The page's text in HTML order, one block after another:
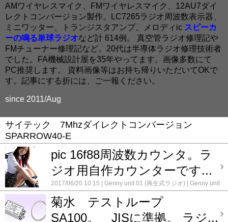
AMワイヤレスマイク、FMワイヤレスマイク、12AU7ダイ
レクトコンバージョン製作。LC7265ラジオ周波数表示器、
ミニワッター、トランジスタアンプ、メロディic スピーカ
ーの鳴る単球ラジオなど計 614例。 真空管ラジオ修理記や
FMチューナー修理記など。20代は半導体ラジオ修理技術者
でした。FA機械設計屋を35年やってます。画像多数にて
PC推奨します。 資料画像等はお持ち帰りいただいてOKで
す。記事にする折には、ご一報ください。
since 2011/Aug
サイテック 7Mhzダイレクトコンバージョン
SPARROW40-E
pic 16f88周波数カウンタ。ラ
ジオ用自作カウンターです...
2017/06/20 10:15 Genny unit 01 (再生式ラジオ)
Genny unit
02 (再生式ラジオ)
pcb基板化 作業ファイル
サイテック
7Mhz ダイレクトコンバージョン Comet40
7Mhzダイレクトコンバージョン SPARROW40-E
気 7Mhz ダイレクトコンバージョンキット
マルツエレ
菊水 テストループ
SA100。 JISに準拠。 ラジ...